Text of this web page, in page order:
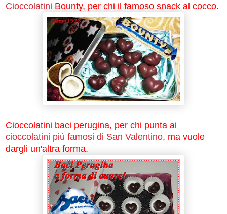
Cioccolatini Bounty, per chi il famoso snack al cocco.
Cioccolatini baci perugina, per chi punta ai
cioccolatini più famosi di San Valentino, ma vuole
dargli un'altra forma.